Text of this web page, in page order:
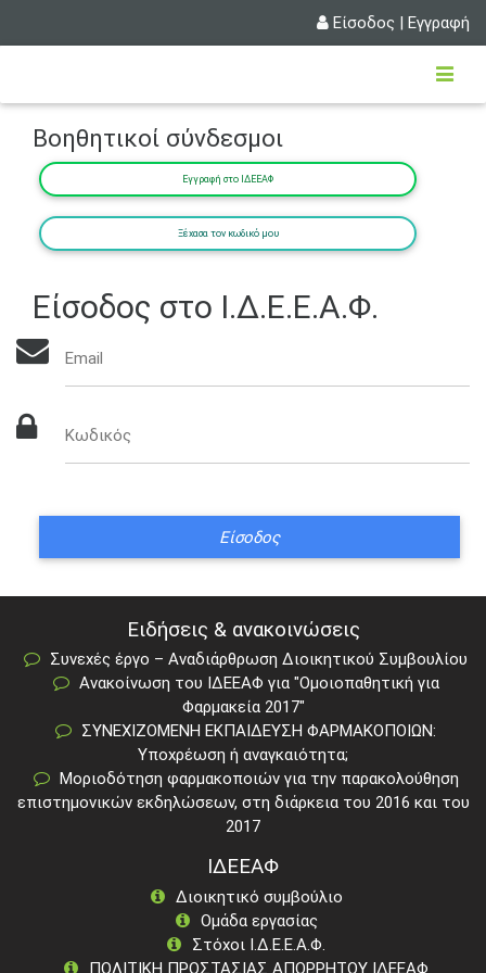
Είσοδος | Εγγραφή
Βοηθητικοί σύνδεσμοι
Εγγραφή στο ΙΔΕΕΑΦ
Ξέχασα τον κωδικό μου
Είσοδος στο Ι.Δ.Ε.Ε.Α.Φ.
Email
Κωδικός
Ειδήσεις & ανακοινώσεις
Συνεχές έργο – Αναδιάρθρωση Διοικητικού Συμβουλίου
Ανακοίνωση του ΙΔΕΕΑΦ για "Ομοιοπαθητική για
Φαρμακεία 2017"
ΣΥΝΕΧΙΖΟΜΕΝΗ ΕΚΠΑΙΔΕΥΣΗ ΦΑΡΜΑΚΟΠΟΙΩΝ:
Υποχρέωση ή αναγκαιότητα;
Μοριοδότηση φαρμακοποιών για την παρακολούθηση
επιστημονικών εκδηλώσεων, στη διάρκεια του 2016 και του
2017
ΙΔΕΕΑΦ
Διοικητικό συμβούλιο
Ομάδα εργασίας
Στόχοι Ι.Δ.Ε.Ε.Α.Φ.
ΠΟΛΙΤΙΚΗ ΠΡΟΣΤΑΣΙΑΣ ΑΠΟΡΡΗΤΟΥ ΙΔΕΕΑΦ